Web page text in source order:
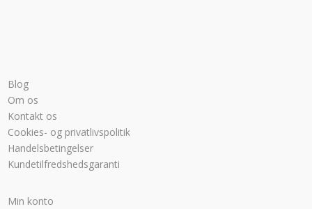
Blog
Om os
Kontakt os
Cookies- og privatlivspolitik
Handelsbetingelser
Kundetilfredshedsgaranti
Min konto